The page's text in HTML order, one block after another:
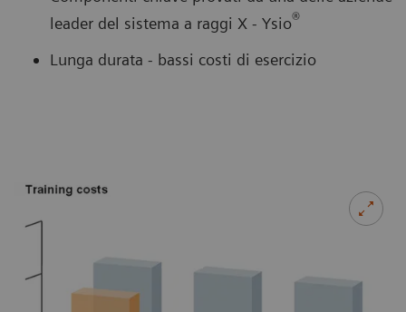
leader del sistema a raggi X - Ysio®
Lunga durata - bassi costi di esercizio